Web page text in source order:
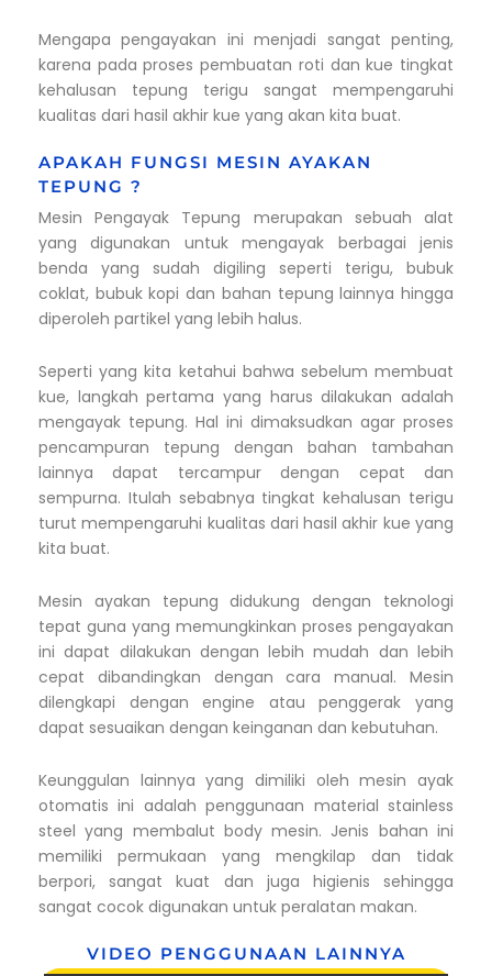
Mengapa pengayakan ini menjadi sangat penting,
karena pada proses pembuatan roti dan kue tingkat
kehalusan tepung terigu sangat mempengaruhi
kualitas dari hasil akhir kue yang akan kita buat.
APAKAH FUNGSI MESIN AYAKAN
TEPUNG ?
Mesin Pengayak Tepung merupakan sebuah alat
yang digunakan untuk mengayak berbagai jenis
benda yang sudah digiling seperti terigu, bubuk
coklat, bubuk kopi dan bahan tepung lainnya hingga
diperoleh partikel yang lebih halus.
Seperti yang kita ketahui bahwa sebelum membuat
kue, langkah pertama yang harus dilakukan adalah
mengayak tepung. Hal ini dimaksudkan agar proses
pencampuran tepung dengan bahan tambahan
lainnya dapat tercampur dengan cepat dan
sempurna. Itulah sebabnya tingkat kehalusan terigu
turut mempengaruhi kualitas dari hasil akhir kue yang
kita buat.
Mesin ayakan tepung didukung dengan teknologi
tepat guna yang memungkinkan proses pengayakan
ini dapat dilakukan dengan lebih mudah dan lebih
cepat dibandingkan dengan cara manual. Mesin
dilengkapi dengan engine atau penggerak yang
dapat sesuaikan dengan keinganan dan kebutuhan.
Keunggulan lainnya yang dimiliki oleh mesin ayak
otomatis ini adalah penggunaan material stainless
steel yang membalut body mesin. Jenis bahan ini
memiliki permukaan yang mengkilap dan tidak
berpori, sangat kuat dan juga higienis sehingga
sangat cocok digunakan untuk peralatan makan.
VIDEO PENGGUNAAN LAINNYA